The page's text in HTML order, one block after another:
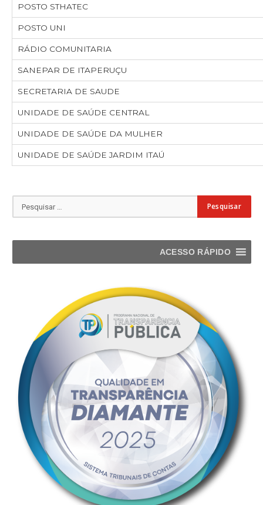
POSTO STHATEC
POSTO UNI
RÁDIO COMUNITARIA
SANEPAR DE ITAPERUÇU
SECRETARIA DE SAUDE
UNIDADE DE SAÚDE CENTRAL
UNIDADE DE SAÚDE DA MULHER
UNIDADE DE SAÚDE JARDIM ITAÚ
ACESSO RÁPIDO